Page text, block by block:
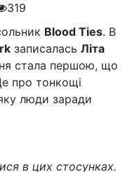
319
Blood Ties. В
записалась Літа
стала першою, що
про тонкощі
люди заради
в цих стосунках.